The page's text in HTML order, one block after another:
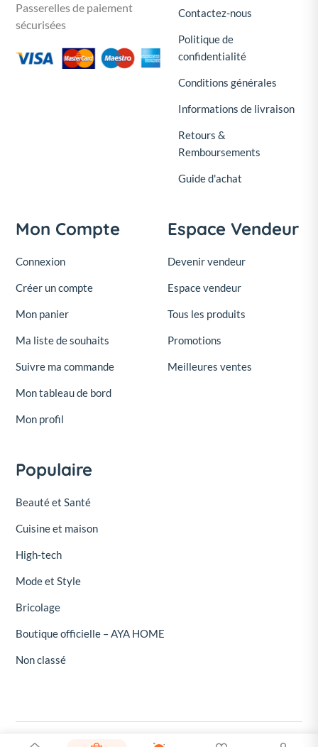
Passerelles de paiement
sécurisées
Contactez-nous
Politique de
confidentialité
Conditions générales
Informations de livraison
Retours &
Remboursements
Guide d'achat
Mon Compte
Connexion
Créer un compte
Mon panier
Ma liste de souhaits
Suivre ma commande
Mon tableau de bord
Mon profil
Espace Vendeur
Devenir vendeur
Espace vendeur
Tous les produits
Promotions
Meilleures ventes
Populaire
Beauté et Santé
Cuisine et maison
High-tech
Mode et Style
Bricolage
Boutique officielle – AYA HOME
Non classé